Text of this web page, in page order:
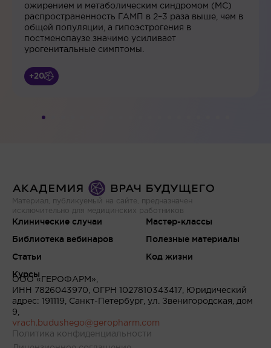
ожирением и метаболическим синдромом (МС)
распространенность ГАМП в 2–3 раза выше, чем в
общей популяции, а гипоэстрогения в
постменопаузе значимо усиливает
урогенитальные симптомы.
+20
Материал, публикуемый на сайте, предназначен
исключительно для медицинских работников
Клинические случаи
Библиотека вебинаров
Статьи
Курсы
Мастер-классы
Полезные материалы
Код жизни
ООО «ГЕРОФАРМ»,
ИНН 7826043970, ОГРН 1027810343417, Юридический
адрес: 191119, Санкт-Петербург, ул. Звенигородская, дом
9,
vrach.budushego@geropharm.com
Политика конфиденциальности